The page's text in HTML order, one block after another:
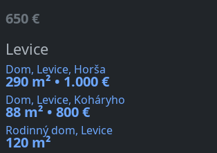
650 €
Levice
Dom, Levice, Horša
290 m² • 1.000 €
Dom, Levice, Koháryho
88 m² • 800 €
Rodinný dom, Levice
120 m²